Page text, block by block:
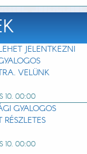
JELENTKEZNI
VELÜNK
10. 00:00
GYALOGOS
10. 00:00